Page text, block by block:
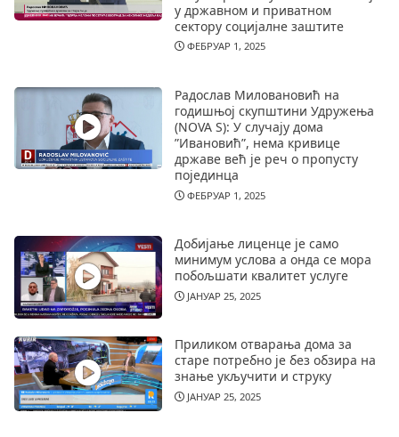
у државном и приватном
сектору социјалне заштите
ФЕБРУАР 1, 2025
Радослав Миловановић на
годишњој скупштини Удружења
(NOVA S): У случају дома
”Ивановић”, нема кривице
државе већ је реч о пропусту
појединца
ФЕБРУАР 1, 2025
Добијање лиценце је само
минимум услова а онда се мора
побољшати квалитет услуге
ЈАНУАР 25, 2025
Приликом отварања дома за
старе потребно је без обзира на
знање укључити и струку
ЈАНУАР 25, 2025